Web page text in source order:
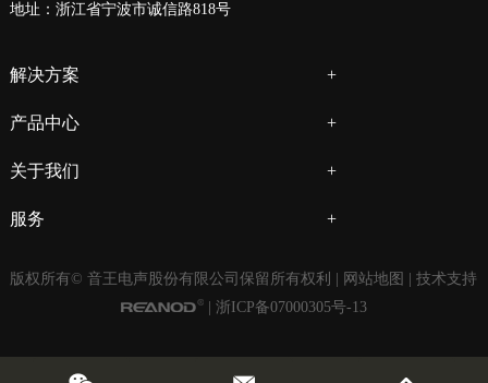
地址：浙江省宁波市诚信路818号
解决方案
产品中心
关于我们
服务
版权所有© 音王电声股份有限公司保留所有权利 | 网站地图
| 技术支持
浙ICP备07000305号-13